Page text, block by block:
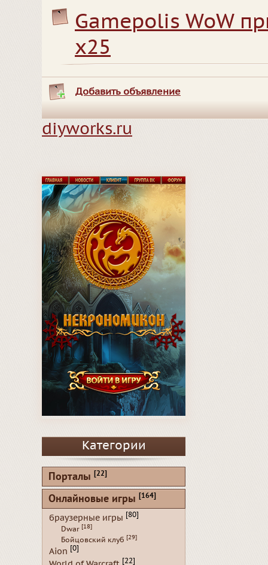
Gamepolis WoW
x25
Добавить объявление
diyworks.ru
Категории
Порталы [22]
Онлайновые игры [164]
браузерные игры [80]
Dwar [18]
Бойцовский клуб [29]
Aion [0]
[22]